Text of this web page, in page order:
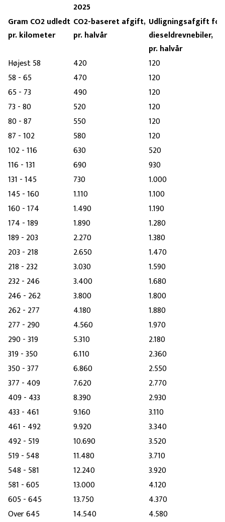
2025
Gram CO2 udledt
pr. kilometer
CO2-baseret afgift,
pr. halvår
Udligningsafgift for
dieseldrevnebiler,
pr. halvår
Højest 58
420
120
58 - 65
470
120
65 - 73
490
120
73 - 80
520
120
80 - 87
550
120
87 - 102
580
120
102 - 116
630
520
116 - 131
690
930
131 - 145
730
1.000
145 - 160
1.110
1.100
160 - 174
1.490
1.190
174 - 189
1.890
1.280
189 - 203
2.270
1.380
203 - 218
2.650
1.470
218 - 232
3.030
1.590
232 - 246
3.400
1.680
246 - 262
3.800
1.800
262 - 277
4.180
1.880
277 - 290
4.560
1.970
290 - 319
5.310
2.180
319 - 350
6.110
2.360
350 - 377
6.860
2.550
377 - 409
7.620
2.770
409 - 433
8.390
2.930
433 - 461
9.160
3.110
461 - 492
9.920
3.340
492 - 519
10.690
3.520
519 - 548
11.480
3.710
548 - 581
12.240
3.920
581 - 605
13.000
4.120
605 - 645
13.750
4.370
Over 645
14.540 4.580